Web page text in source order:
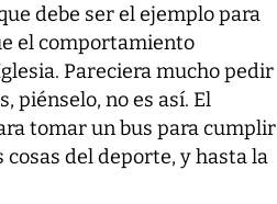
debe ser el ejemplo para
el comportamiento
Pareciera mucho pedir
piénselo, no es así. El
tomar un bus para cumplir
cosas del deporte, y hasta la